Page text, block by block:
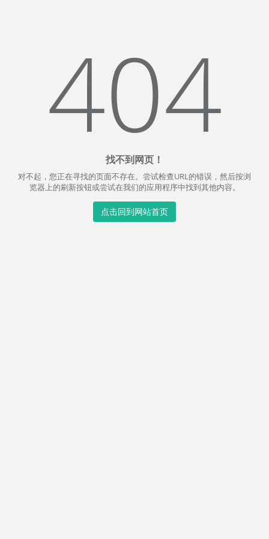
404
找不到网页！
对不起，您正在寻找的页面不存在。尝试检查URL的错误，然后按浏
览器上的刷新按钮或尝试在我们的应用程序中找到其他内容。
点击回到网站首页